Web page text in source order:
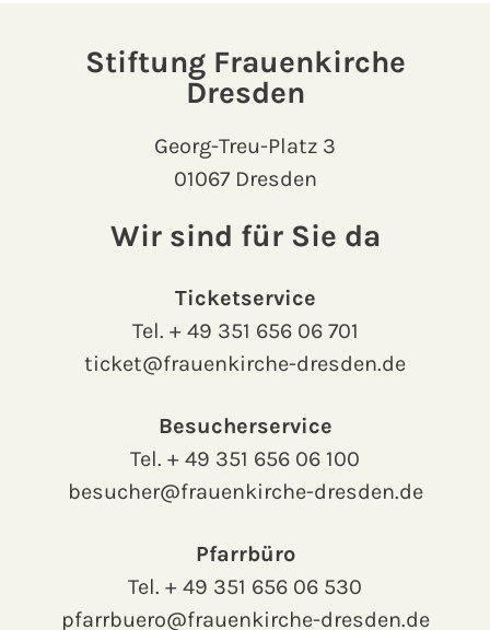
Stiftung Frauenkirche
Dresden
Georg-Treu-Platz 3
01067 Dresden
Wir sind für Sie da
Ticketservice
Tel. + 49 351 656 06 701
ticket@frauenkirche-dresden.de
Besucherservice
Tel. + 49 351 656 06 100
besucher@frauenkirche-dresden.de
Pfarrbüro
Tel. + 49 351 656 06 530
pfarrbuero@frauenkirche-dresden.de